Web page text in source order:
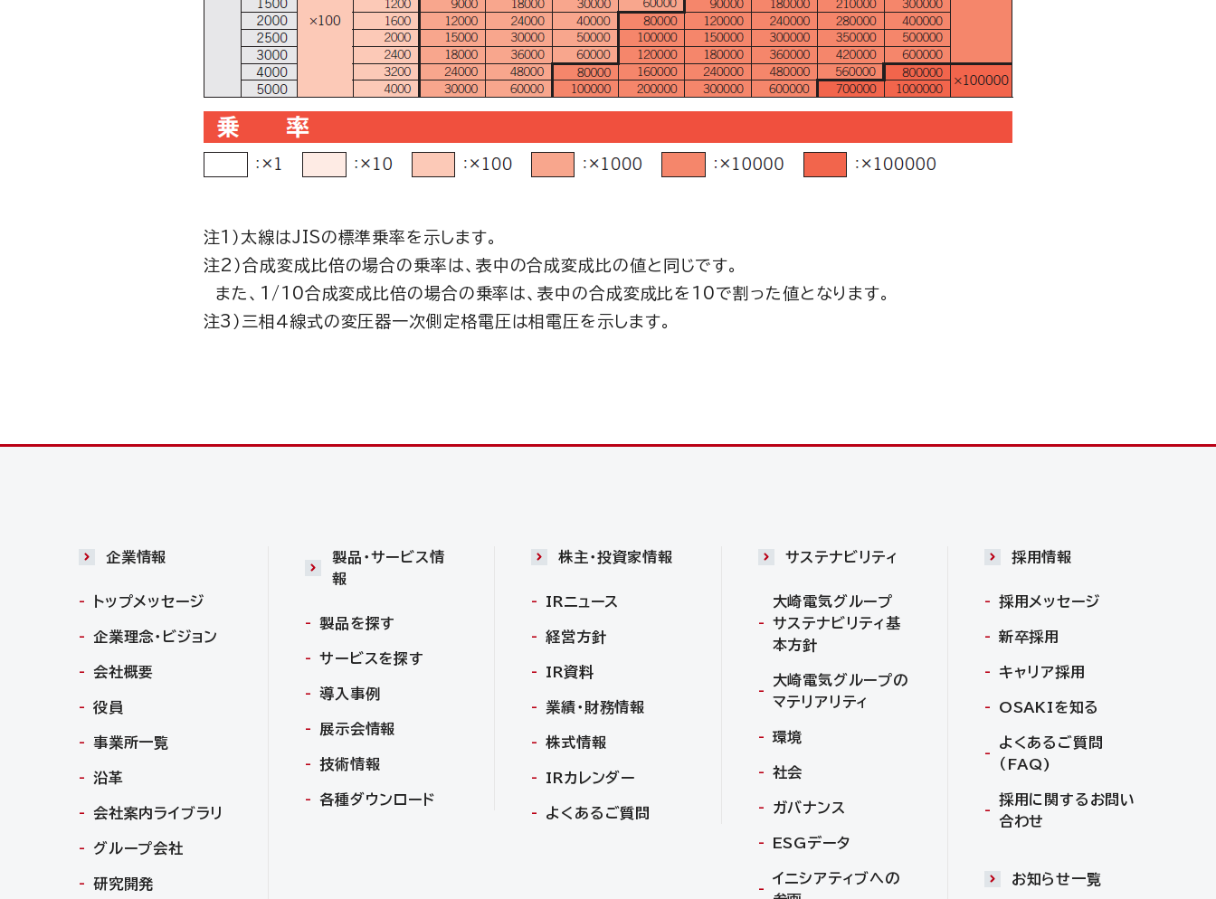
注1）太線はJISの標準乗率を示します。
注2）合成変成比倍の場合の乗率は、表中の合成変成比の値と同じです。
また、1/10合成変成比倍の場合の乗率は、表中の合成変成比を10で割った値となります。
注3）三相４線式の変圧器一次側定格電圧は相電圧を示します。
企業情報
トップメッセージ
企業理念・ビジョン
会社概要
役員
事業所一覧
沿革
会社案内ライブラリ
グループ会社
研究開発
製品・サービス情
報
製品を探す
サービスを探す
導入事例
展示会情報
技術情報
各種ダウンロード
株主・投資家情報
IRニュース
経営方針
IR資料
業績・財務情報
株式情報
IRカレンダー
よくあるご質問
サステナビリティ
大崎電気グループ
サステナビリティ基
本方針
大崎電気グループの
マテリアリティ
環境
社会
ガバナンス
ESGデータ
イニシアティブへの
採用情報
採用メッセージ
新卒採用
キャリア採用
OSAKIを知る
よくあるご質問
（FAQ)
採用に関するお問い
合わせ
お知らせ一覧